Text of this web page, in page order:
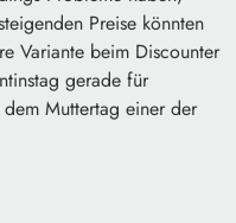
Preise könnten
Variante beim Discounter
gerade für
Muttertag einer der